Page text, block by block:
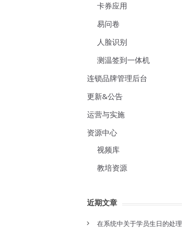
卡券应用
易问卷
人脸识别
测温签到一体机
连锁品牌管理后台
更新&公告
运营与实施
资源中心
视频库
教培资源
近期文章
在系统中关于学员生日的处理